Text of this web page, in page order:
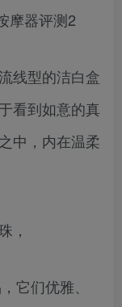
线型的洁白盒
看到如意的真
中，内在温柔
，
它们优雅、